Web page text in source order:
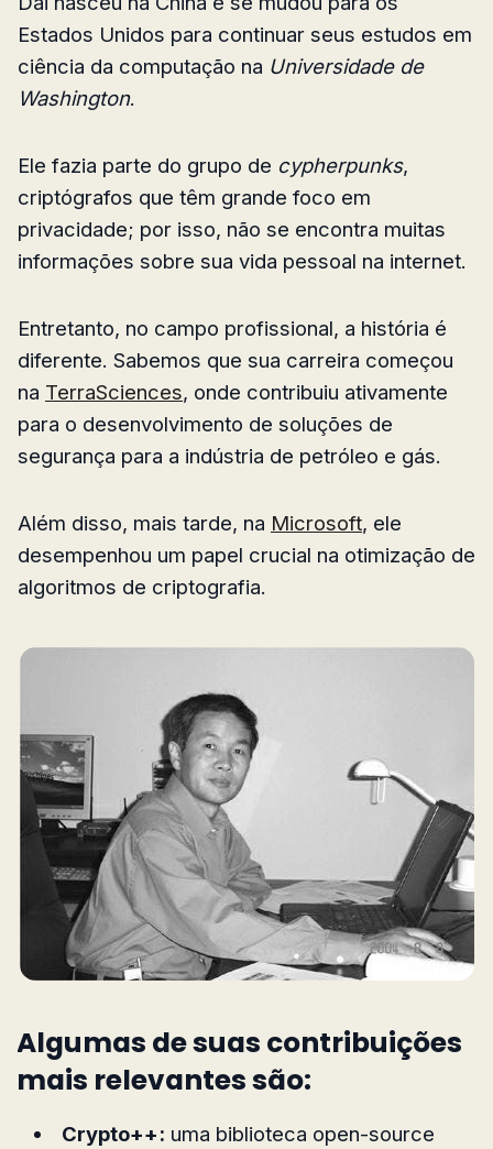
Estados Unidos para continuar seus estudos em
ciência da computação na Universidade de
Washington.
Ele fazia parte do grupo de cypherpunks,
criptógrafos que têm grande foco em
privacidade; por isso, não se encontra muitas
informações sobre sua vida pessoal na internet.
Entretanto, no campo profissional, a história é
diferente. Sabemos que sua carreira começou
na TerraSciences, onde contribuiu ativamente
para o desenvolvimento de soluções de
segurança para a indústria de petróleo e gás.
Além disso, mais tarde, na Microsoft, ele
desempenhou um papel crucial na otimização de
algoritmos de criptografia.
Algumas de suas contribuições
mais relevantes são:
Crypto++: uma biblioteca open-source